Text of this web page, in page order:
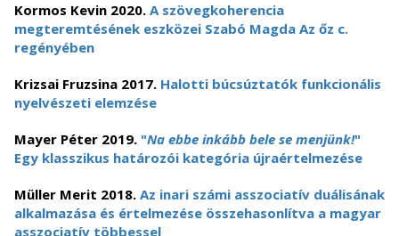
Kormos Kevin 2020. A szövegkoherencia
megteremtésének eszközei Szabó Magda Az őz c.
regényében
Krizsai Fruzsina 2017. Halotti búcsúztatók funkcionális
nyelvészeti elemzése
Mayer Péter 2019. "Na ebbe inkább bele se menjünk!"
Egy klasszikus határozói kategória újraértelmezése
Müller Merit 2018. Az inari számi asszociatív duálisának
alkalmazása és értelmezése összehasonlítva a magyar
asszociatív többessel